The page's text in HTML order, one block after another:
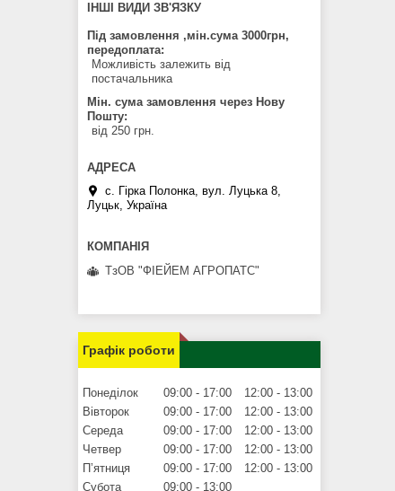
ІНШІ ВИДИ ЗВ'ЯЗКУ
Під замовлення ,мін.сума 3000грн,
передоплата
Можливість залежить від
постачальника
Мін. сума замовлення через Нову
Пошту
від 250 грн.
с. Гірка Полонка, вул. Луцька 8,
Луцьк, Україна
ТзОВ "ФІЕЙЕМ АГРОПАТС"
Графік роботи
Понеділок 09:00 17:00 12:00
13:00
Вівторок
09:00 17:00 12:00
13:00
Середа
09:00 17:00 12:00
13:00
Четвер
09:00 17:00 12:00
13:00
Пʼятниця
09:00 17:00 12:00
13:00
Субота
09:00 13:00